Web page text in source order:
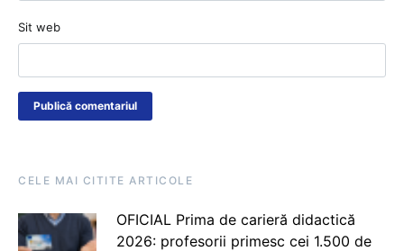
Sit web
CELE MAI CITITE ARTICOLE
OFICIAL Prima de carieră didactică
2026: profesorii primesc cei 1.500 de